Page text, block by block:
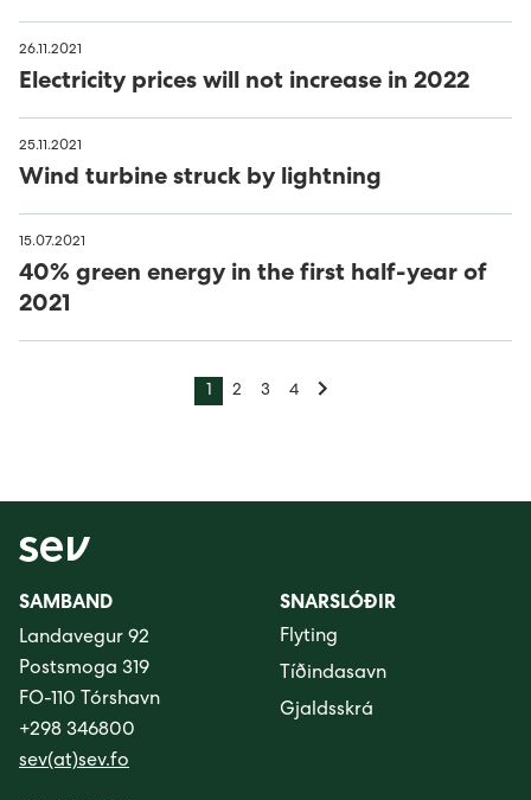
26.11.2021
Electricity prices will not increase in 2022
25.11.2021
Wind turbine struck by lightning
15.07.2021
40% green energy in the first half-year of
2021
1 2 3 4
SAMBAND
Landavegur 92
Postsmoga 319
FO-110 Tórshavn
+298 346800
sev(at)sev.fo
SNARSLÓÐIR
Flyting
Tíðindasavn
Gjaldsskrá